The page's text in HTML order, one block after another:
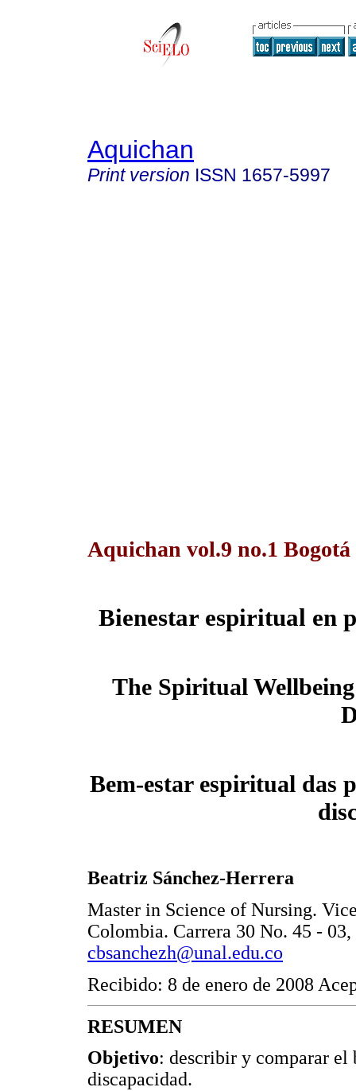
Aquichan
Print version ISSN 1657-5997
Aquichan vol.9 no.1 Bogotá
Bienestar espiritual en
The Spiritual
Bem-estar espiritual das
Beatriz Sánchez-Herrera
Master in Science of Nursing.
Colombia. Carrera 30 No. 45 -
cbsanchezh@unal.edu.co
Recibido: 8 de enero de 2008
RESUMEN
Objetivo: describir y comparar el
discapacidad.